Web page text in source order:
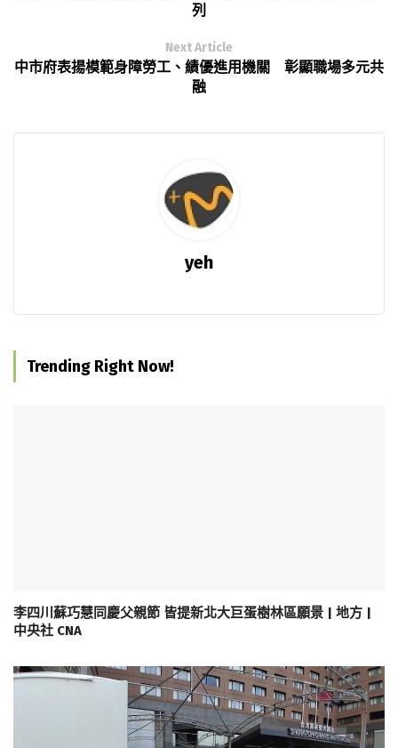
列
Next Article
中市府表揚模範身障勞工、績優進用機關 彰顯職場多元共
融
yeh
Trending Right Now!
李四川蘇巧慧同慶父親節 皆提新北大巨蛋樹林區願景 | 地方 |
中央社 CNA